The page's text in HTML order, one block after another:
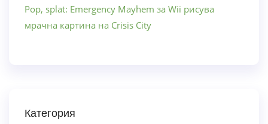
Pop, splat: Emergency Mayhem за Wii рисува
мрачна картина на Crisis City
Категория